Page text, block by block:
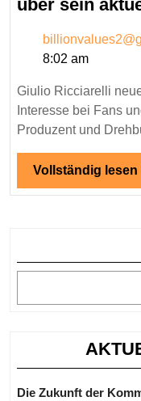
über sein
8:02 am
Giulio Ricciarelli
Interesse bei Fans
Produzent und
Vollständig lesen
Die Zukunft der